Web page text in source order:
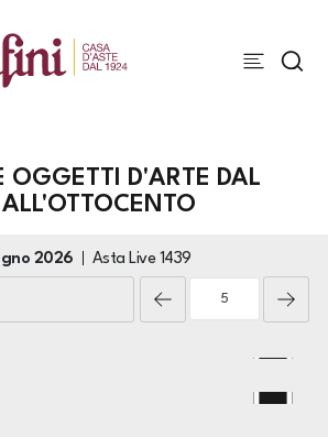
OGGETTI D'ARTE DAL
2026 Asta Live 1439